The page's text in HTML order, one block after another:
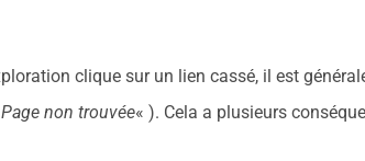
clique sur un lien cassé, il est
non trouvée« ). Cela a plusieurs